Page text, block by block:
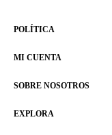
EXPLORA
SOBRE NOSOTROS
MI CUENTA
POLÍTICA